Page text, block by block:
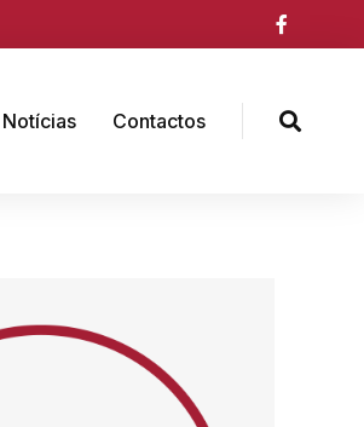
Notícias Contactos